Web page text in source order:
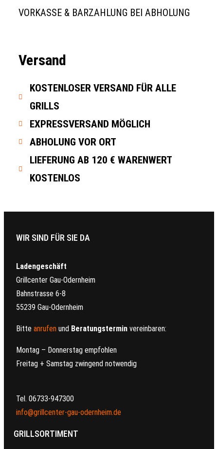
VORKASSE & BARZAHLUNG BEI ABHOLUNG
Versand
KOSTENLOSER VERSAND FÜR ALLE
GRILLS
EXPRESSVERSAND MÖGLICH
ABHOLUNG VOR ORT
LIEFERUNG AB 120 € WARENWERT
KOSTENLOS
WIR SIND FÜR SIE DA
Ladengeschäft
Grillcenter Gau-Odernheim
Bahnstrasse 6-8
55239 Gau-Odernheim
Bitte anrufen und Beratungstermin vereinbaren:
Montag – Donnerstag empfohlen
Freitag + Samstag zwingend notwendig
Tel. 06733-947300
info@grillcenter-gau-odernheim.de
GRILLSORTIMENT